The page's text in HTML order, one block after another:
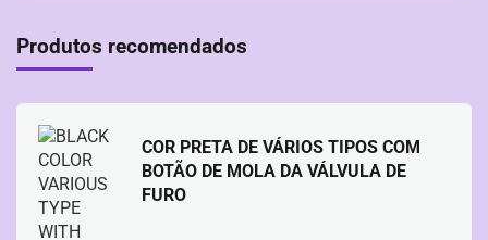
Produtos recomendados
COR PRETA DE VÁRIOS TIPOS COM
BOTÃO DE MOLA DA VÁLVULA DE
FURO